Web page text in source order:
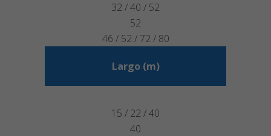
32 / 40 / 52
52
46 / 52 / 72 / 80
Largo (m)
15 / 22 / 40
40